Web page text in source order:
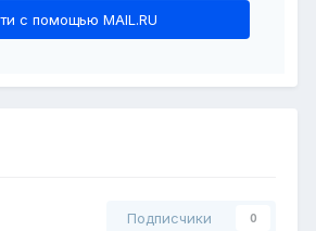
с помощью MAIL.RU
Подписчики 0